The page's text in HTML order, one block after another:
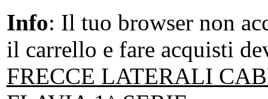
Info: Il tuo browser non
il carrello e fare acquisti
FRECCE LATERALI